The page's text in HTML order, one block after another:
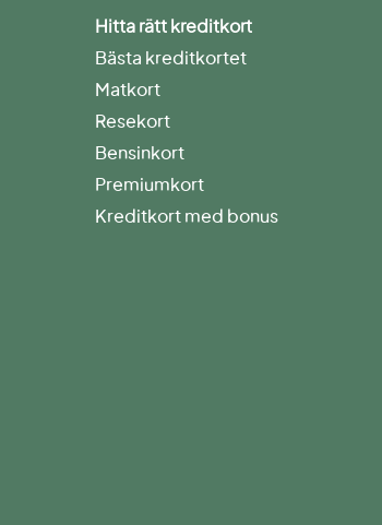
Hitta rätt kreditkort
Bästa kreditkortet
Matkort
Resekort
Bensinkort
Premiumkort
Kreditkort med bonus